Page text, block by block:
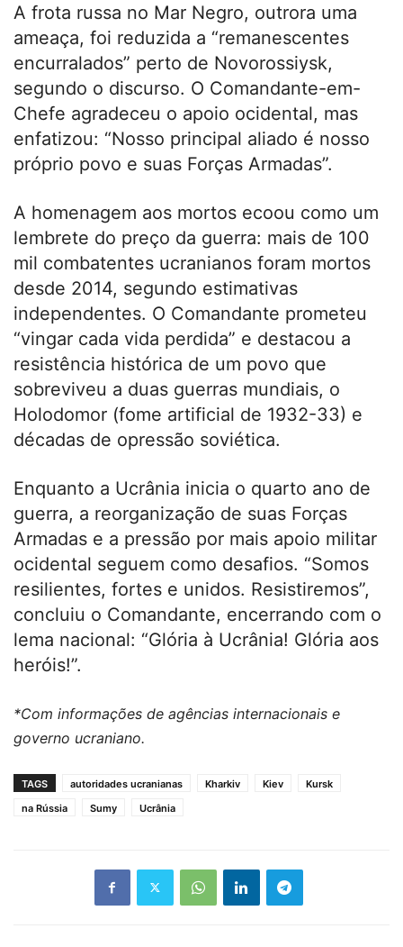
A frota russa no Mar Negro, outrora uma
ameaça, foi reduzida a “remanescentes
encurralados” perto de Novorossiysk,
segundo o discurso. O Comandante-em-
Chefe agradeceu o apoio ocidental, mas
enfatizou: “Nosso principal aliado é nosso
próprio povo e suas Forças Armadas”.
A homenagem aos mortos ecoou como um
lembrete do preço da guerra: mais de 100
mil combatentes ucranianos foram mortos
desde 2014, segundo estimativas
independentes. O Comandante prometeu
“vingar cada vida perdida” e destacou a
resistência histórica de um povo que
sobreviveu a duas guerras mundiais, o
Holodomor (fome artificial de 1932-33) e
décadas de opressão soviética.
Enquanto a Ucrânia inicia o quarto ano de
guerra, a reorganização de suas Forças
Armadas e a pressão por mais apoio militar
ocidental seguem como desafios. “Somos
resilientes, fortes e unidos. Resistiremos”,
concluiu o Comandante, encerrando com o
lema nacional: “Glória à Ucrânia! Glória aos
heróis!”.
*Com informações de agências internacionais e
governo ucraniano.
TAGS autoridades ucranianas Kharkiv Kiev
Kursk
na Rússia
Sumy Ucrânia